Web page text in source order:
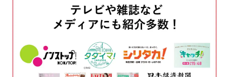
この技法を習得して、オリジナル作品の制作にも活かして
くださいね。
土台布に図案を写す
刺す順番について
花芯を刺す 09:22